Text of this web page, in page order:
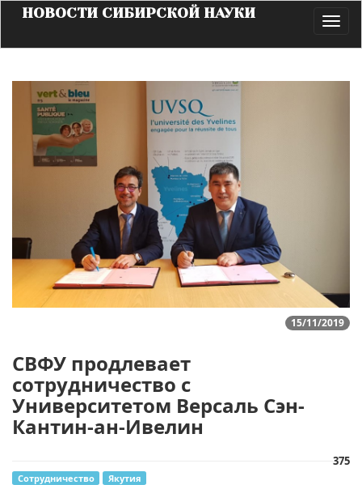
НОВОСТИ СИБИРСКОЙ НАУКИ
15/11/2019
СВФУ продлевает
сотрудничество с
Университетом Версаль Сэн-
Кантин-ан-Ивелин
375
Сотрудничество Якутия